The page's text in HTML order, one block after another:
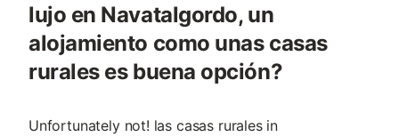
lujo en Navatalgordo, un
alojamiento como unas casas
rurales es buena opción?
Unfortunately not! las casas rurales in